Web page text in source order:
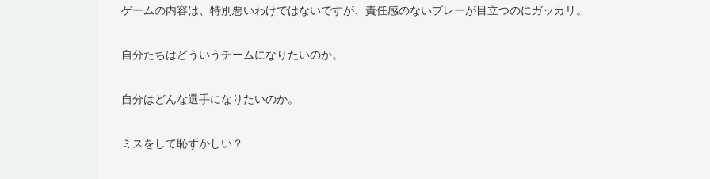
ゲームの内容は、特別悪いわけではないですが、責任感のないプレーが目立つのにガッカリ。
自分たちはどういうチームになりたいのか。
自分はどんな選手になりたいのか。
ミスをして恥ずかしい？